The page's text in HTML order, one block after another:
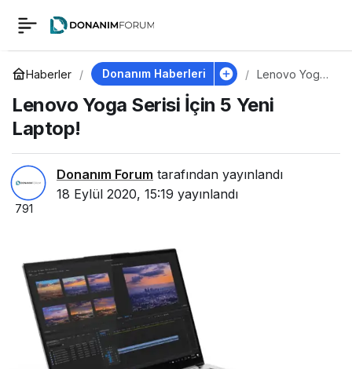
Haberler Donanım Haberleri
Lenovo Yoga
Yeni Laptop!
Lenovo Yoga Serisi İçin 5 Yeni
Laptop!
Donanım Forum tarafından yayınlandı
18 Eylül 2020, 15:19 yayınlandı
791
Lenovo Yoga Serisi
İçin 5 Yeni Laptop!